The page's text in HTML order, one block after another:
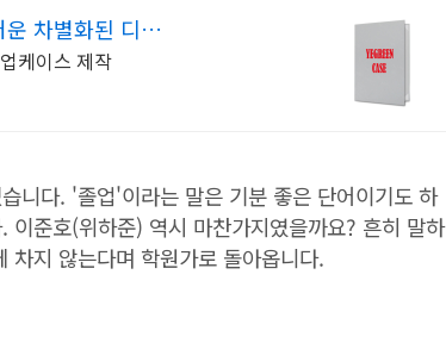
차별화된 디자
케이스 제작
니다. '졸업'이라는 말은 기분 좋은 단어이기도 하
이준호(위하준) 역시 마찬가지였을까요? 흔히 말하
차지 않는다며 학원가로 돌아옵니다.